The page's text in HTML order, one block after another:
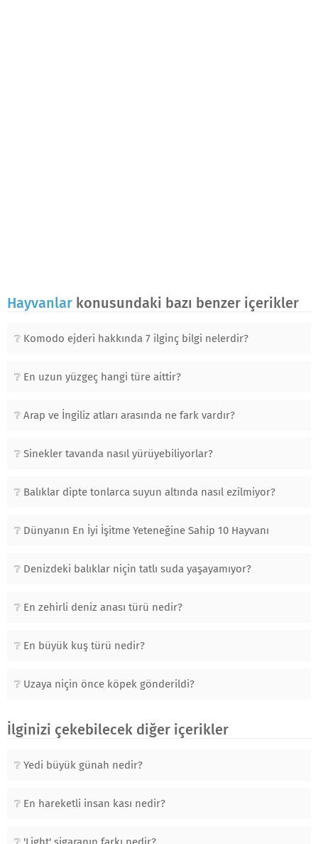
Hayvanlar konusundaki bazı benzer içerikler
Komodo ejderi hakkında 7 ilginç bilgi nelerdir?
En uzun yüzgeç hangi türe aittir?
Arap ve İngiliz atları arasında ne fark vardır?
Sinekler tavanda nasıl yürüyebiliyorlar?
Balıklar dipte tonlarca suyun altında nasıl ezilmiyor?
Dünyanın En İyi İşitme Yeteneğine Sahip 10 Hayvanı
Denizdeki balıklar niçin tatlı suda yaşayamıyor?
En zehirli deniz anası türü nedir?
En büyük kuş türü nedir?
Uzaya niçin önce köpek gönderildi?
İlginizi çekebilecek diğer içerikler
Yedi büyük günah nedir?
En hareketli insan kası nedir?